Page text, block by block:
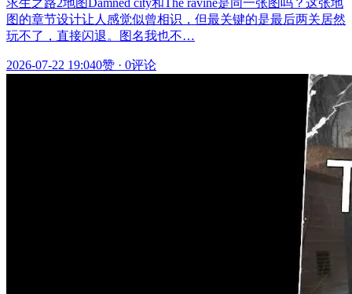
图的章节设计让人感觉似曾相识，但最关键的是最后两关居然
玩不了，直接闪退。图名我也不…
2026-07-22 19:040赞 · 0评论